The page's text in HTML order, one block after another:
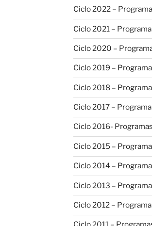
Ciclo 2022 –
Ciclo 2021 –
Ciclo 2020 –
Ciclo 2019 –
Ciclo 2018 –
Ciclo 2017 –
Ciclo 2016-
Ciclo 2015 –
Ciclo 2014 –
Ciclo 2013 –
Ciclo 2012 –